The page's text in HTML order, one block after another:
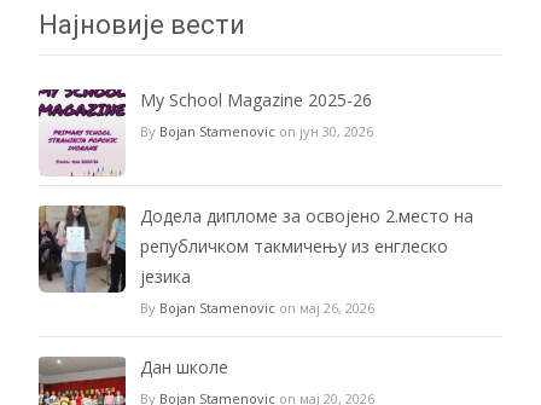
Најновије вести
My School Magazine 2025-26
By Bojan Stamenovic on јун 30, 2026
Додела дипломе за освојено 2.место на
републичком такмичењу из енглеско
језика
By Bojan Stamenovic on мај 26, 2026
Дан школе
By Bojan Stamenovic on мај 20, 2026